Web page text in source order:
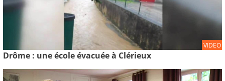
VIDEO
Drôme : une école évacuée à Clérieux